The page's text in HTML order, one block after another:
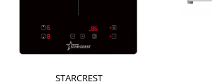
STARCREST